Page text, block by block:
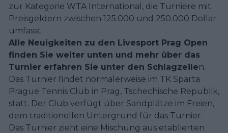
zur Kategorie WTA International, die Turniere mit
Preisgeldern zwischen 125.000 und 250.000 Dollar
umfasst.
Alle Neuigkeiten zu den Livesport Prag Open
finden Sie weiter unten und mehr über das
Turnier erfahren Sie unter den Schlagzeilen.
Das Turnier findet normalerweise im TK Sparta
Prague Tennis Club in Prag, Tschechische Republik,
statt. Der Club verfügt über Sandplätze im Freien,
dem traditionellen Untergrund für das Turnier.
Das Turnier zieht eine Mischung aus etablierten